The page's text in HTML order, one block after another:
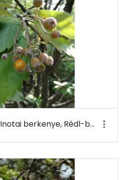
Sorbus redliana - Inotai berkenye, Rédl-berkenye - Budai Arborétum